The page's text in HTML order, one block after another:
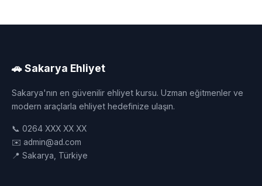
🚗 Sakarya Ehliyet
Sakarya'nın en güvenilir ehliyet kursu. Uzman eğitmenler ve
modern araçlarla ehliyet hedefinize ulaşın.
📞 0264 XXX XX XX
✉️ admin@ad.com
📍 Sakarya, Türkiye